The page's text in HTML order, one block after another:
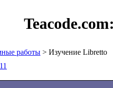
работы > Изучение Libretto
11